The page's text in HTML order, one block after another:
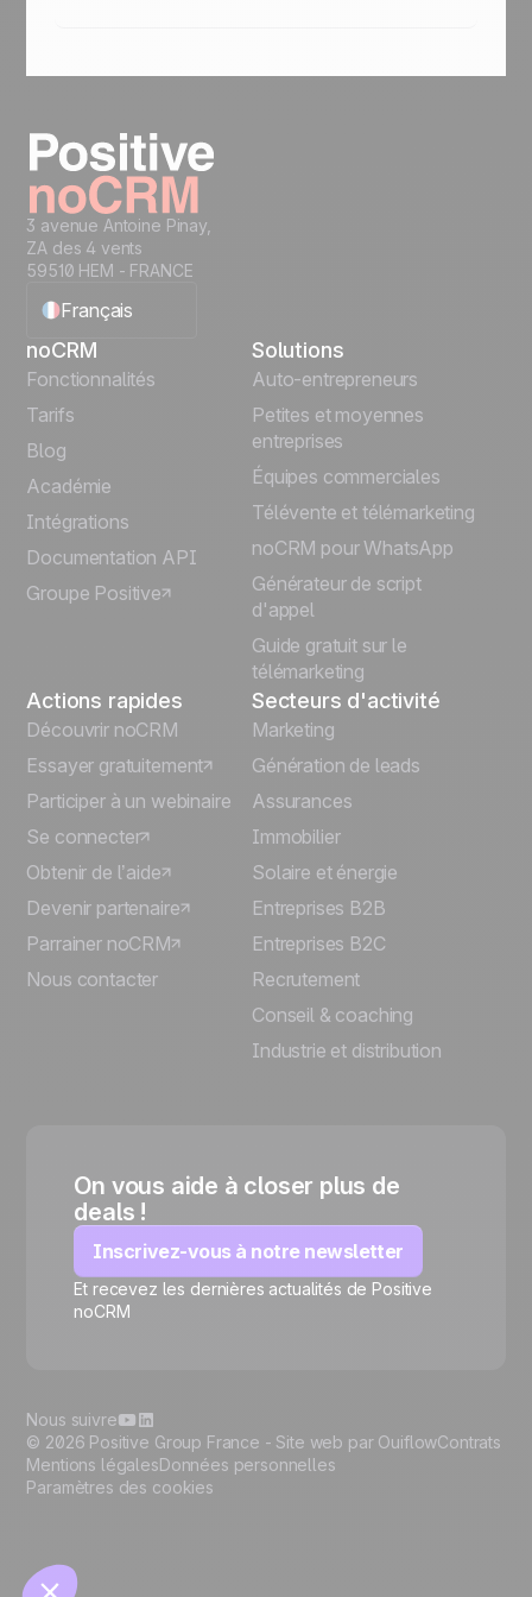
sessions d'intégration ou de configuration.
noCRM est conçu pour fonctionner dès la
sortie de la boîte, sans vous ralentir.
3 avenue Antoine Pinay,
ZA des 4 vents
59510 HEM - FRANCE
Français
English
Português
Italiano
Deutsch
noCRM
Fonctionnalités
Tarifs
Blog
Académie
Intégrations
Documentation API
Groupe Positive
Solutions
Auto-entrepreneurs
Petites et moyennes
entreprises
Équipes commerciales
Télévente et télémarketing
noCRM pour WhatsApp
Générateur de script
d'appel
Guide gratuit sur le
télémarketing
Actions rapides
Découvrir noCRM
Essayer gratuitement
Participer à un webinaire
Se connecter
Obtenir de l’aide
Devenir partenaire
Parrainer noCRM
Nous contacter
Secteurs d'activité
Marketing
Génération de leads
Assurances
Immobilier
Solaire et énergie
Entreprises B2B
Entreprises B2C
Recrutement
Conseil & coaching
Industrie et distribution
On vous aide à closer plus de
deals !
Inscrivez-vous à notre newsletter
Et recevez les dernières actualités de Positive
noCRM
© 2026 Positive Group France - Site web par OuiflowContrats
Mentions légalesDonnées personnelles
Paramètres des cookies
Nous suivre